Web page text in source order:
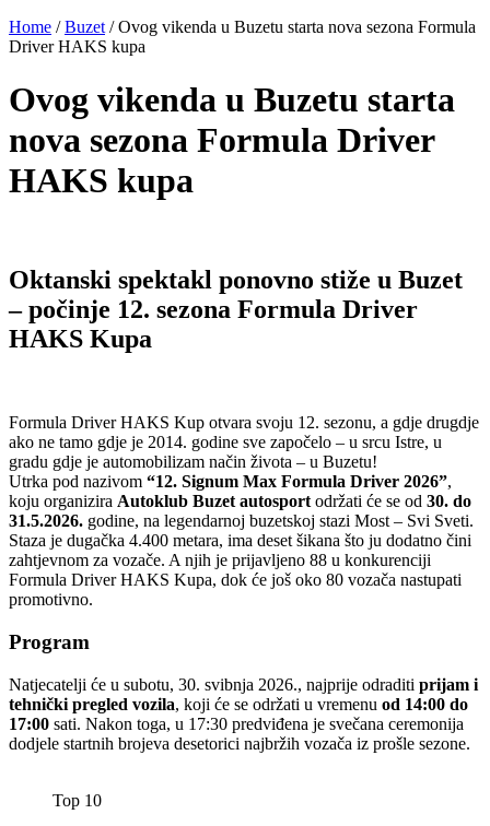
Home / Buzet / Ovog vikenda u Buzetu starta nova sezona Formula
Driver HAKS kupa
Ovog vikenda u Buzetu starta
nova sezona Formula Driver
HAKS kupa
Oktanski spektakl ponovno stiže u Buzet
– počinje 12. sezona Formula Driver
HAKS Kupa
Formula Driver HAKS Kup otvara svoju 12. sezonu, a gdje drugdje
ako ne tamo gdje je 2014. godine sve započelo – u srcu Istre, u
gradu gdje je automobilizam način života – u Buzetu!
Utrka pod nazivom “12. Signum Max Formula Driver 2026”,
koju organizira Autoklub Buzet autosport održati će se od 30. do
31.5.2026. godine, na legendarnoj buzetskoj stazi Most – Svi Sveti.
Staza je dugačka 4.400 metara, ima deset šikana što ju dodatno čini
zahtjevnom za vozače. A njih je prijavljeno 88 u konkurenciji
Formula Driver HAKS Kupa, dok će još oko 80 vozača nastupati
promotivno.
Program
Natjecatelji će u subotu, 30. svibnja 2026., najprije odraditi prijam i
tehnički pregled vozila, koji će se održati u vremenu od 14:00 do
17:00 sati. Nakon toga, u 17:30 predviđena je svečana ceremonija
dodjele startnih brojeva desetorici najbržih vozača iz prošle sezone.
Top 10